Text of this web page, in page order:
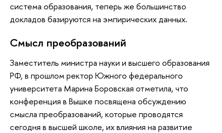
система образования, теперь же большинство
докладов базируются на эмпирических данных.
Смысл преобразований
Заместитель министра науки и высшего образования
РФ, в прошлом ректор Южного федерального
университета Марина Боровская отметила, что
конференция в Вышке посвящена обсуждению
смысла преобразований, которые проводятся
сегодня в высшей школе, их влияния на развитие